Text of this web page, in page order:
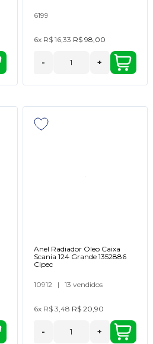
6199
6x R$ 16,33 R$ 98,00
- +
Anel Radiador Oleo Caixa
Scania 124 Grande 1352886
Cipec
10912 | 13 vendidos
6x R$ 3,48 R$ 20,90
- +